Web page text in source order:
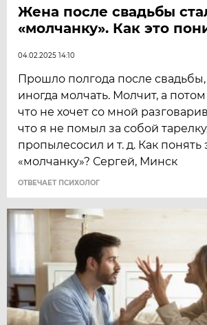
Жена после свадьбы
«молчанку». Как это
04.02.2025 14:10
Прошло полгода после свадьбы,
иногда молчать. Молчит, а
что не хочет со мной
что я не помыл за собой
пропылесосил и т. д. Как понять
«молчанку»? Сергей, Минск
ОТВЕЧАЕТ ПСИХОЛОГ